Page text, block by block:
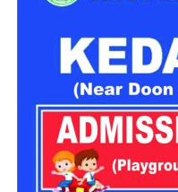
इसी समस्या को ध्यान में रखते
करने की दिशा में काम कर रहा
के बजाय परिवार जैसा
16 घरों में मिलेगा
प्रस्तावित आलंबन गांव में
एक परिवार की तर्ज पर लोगों
यूनिट में करीब दो महिलाएं,